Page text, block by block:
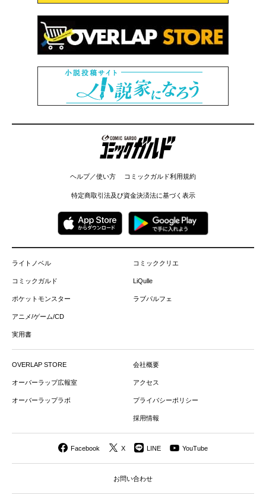
コミックガルド
ヘルプ／使い方 コミックガルド利用規約
特定商取引法及び資金決済法に基づく表示
ライトノベル
コミックガルド
ポケットモンスター
アニメ/ゲーム/CD
実用書
コミッククリエ
LiQulle
ラブパルフェ
OVERLAP STORE
オーバーラップ広報室
オーバーラップラボ
会社概要
アクセス
プライバシーポリシー
採用情報
Facebook X LINE YouTube
お問い合わせ